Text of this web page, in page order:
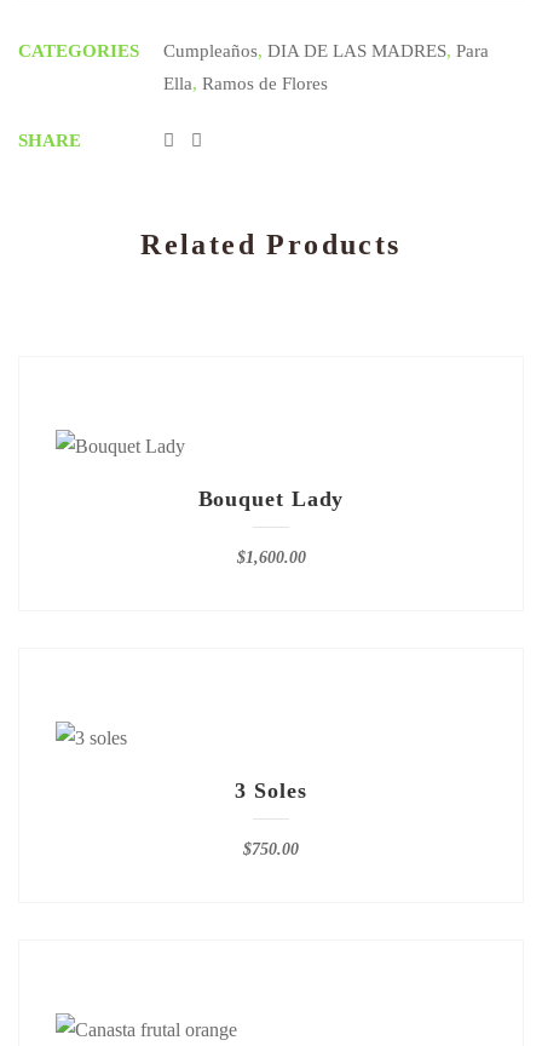
CATEGORIES Cumpleaños, DIA DE LAS MADRES, Para
Ella, Ramos de Flores
SHARE
Related Products
Bouquet Lady
$1,600.00
3 Soles
$750.00